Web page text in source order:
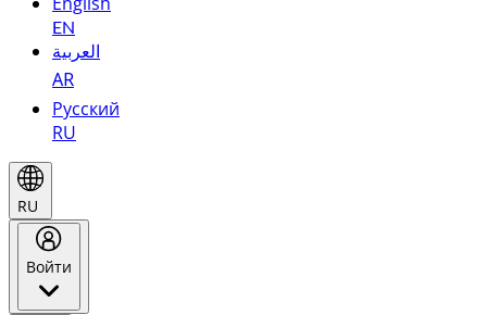
EN
العربية
AR
Русский
RU
RU
Войти